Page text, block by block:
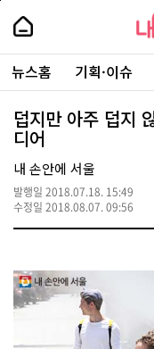
본
로
가
내
손
안
에
서
울
-
서
울
시
대
표
소
통
포
내
손
에
울
주
요
서
뉴스홈 기획·이슈
덥지만 아주 덥지
디어
내 손안에 서울
발행일 2018.07.18. 15:49
수정일 2018.08.07. 09:56
페
상
단
로